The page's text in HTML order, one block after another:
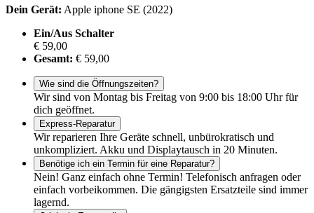
Dein Gerät: Apple iphone SE (2022)
Ein/Aus Schalter
€ 59,00
Gesamt: € 59,00
Wie sind die Öffnungszeiten?
Wir sind von Montag bis Freitag von 9:00 bis 18:00 Uhr für
dich geöffnet.
Express-Reparatur
Wir reparieren Ihre Geräte schnell, unbürokratisch und
unkompliziert. Akku und Displaytausch in 20 Minuten.
Benötige ich ein Termin für eine Reparatur?
Nein! Ganz einfach ohne Termin! Telefonisch anfragen oder
einfach vorbeikommen. Die gängigsten Ersatzteile sind immer
lagernd.